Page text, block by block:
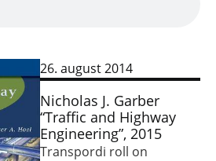
26. august 2014
Nicholas J. Garber
“Traffic and Highway
Engineering”, 2015
Transpordi roll on